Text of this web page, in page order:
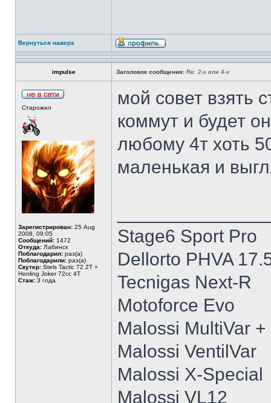
Вернуться наверх
impulse Заголовок сообщения: Re: 2-х или 4-х
Старожил
Зарегистрирован: 25 Aug
2008, 09:05
Сообщений: 1472
Откуда: Лабинск
Поблагодарил: раз(а)
Поблагодарили: раз(а)
Скутер: Stels Tactic 72 2T +
Honling Joker 72cc 4T
Стаж: 3 года
мой совет взять
коммут и будет
любому 4т хоть
маленькая и
Stage6 Sport Pro
Dellorto PHVA
Tecnigas Next-R
Motoforce Evo
Malossi MultiVar
Malossi VentilVar
Malossi X-Special
Malossi VL12